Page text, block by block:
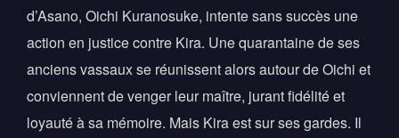
d’Asano, Oichi Kuranosuke, intente sans succès une
action en justice contre Kira. Une quarantaine de ses
anciens vassaux se réunissent alors autour de Oichi et
conviennent de venger leur maître, jurant fidélité et
loyauté à sa mémoire. Mais Kira est sur ses gardes. Il